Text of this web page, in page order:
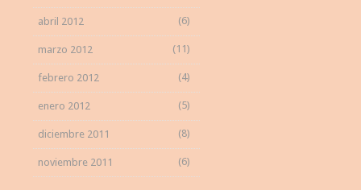
abril 2012 (6)
marzo 2012 (11)
febrero 2012 (4)
enero 2012 (5)
diciembre 2011 (8)
noviembre 2011 (6)